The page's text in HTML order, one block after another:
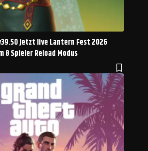
jetzt live Lantern Fest 2026
Spieler Reload Modus